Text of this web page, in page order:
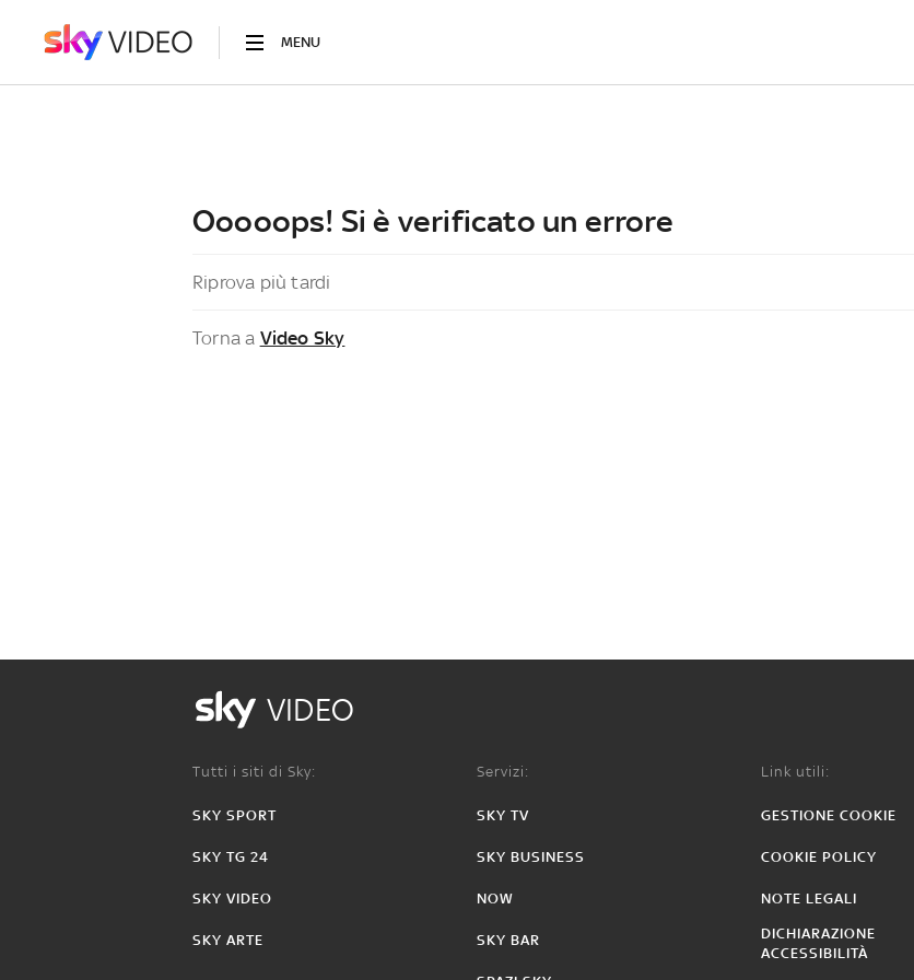
MENU
Ooooops! Si è verificato un errore
Riprova più tardi
Torna a Video Sky
VIDEO
Tutti i siti di Sky:
SKY SPORT
SKY TG 24
SKY VIDEO
SKY ARTE
Servizi:
SKY TV
SKY BUSINESS
NOW
SKY BAR
Link utili:
GESTIONE COOKIE
COOKIE POLICY
NOTE LEGALI
DICHIARAZIONE
ACCESSIBILITÀ